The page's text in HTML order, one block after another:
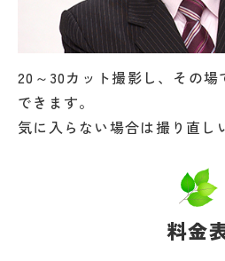
20～30カット撮影し、その
できます。
気に入らない場合は撮り直し
料金